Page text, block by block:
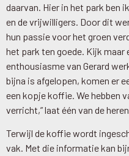
daarvan. Hier in het park ben
en de vrijwilligers. Door dit
hun passie voor het groen
het park ten goede. Kijk maar
enthousiasme van Gerard
bijna is afgelopen, komen er
een kopje koffie. We hebben
verricht,” laat één van de
Terwijl de koffie wordt
vak. Met die informatie kan